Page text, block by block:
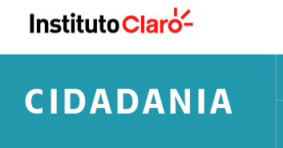
CIDADANIA